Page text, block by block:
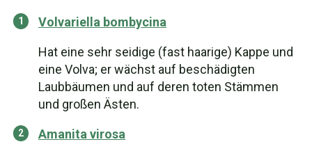
Volvariella bombycina
Hat eine sehr seidige (fast haarige) Kappe und
eine Volva; er wächst auf beschädigten
Laubbäumen und auf deren toten Stämmen
und großen Ästen.
Amanita virosa